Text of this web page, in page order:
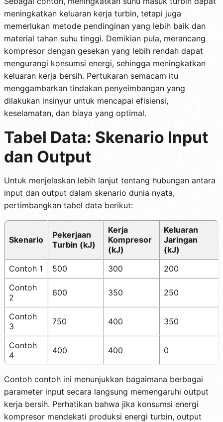
meningkatkan keluaran kerja turbin, tetapi juga
memerlukan metode pendinginan yang lebih baik dan
material tahan suhu tinggi. Demikian pula, merancang
kompresor dengan gesekan yang lebih rendah dapat
mengurangi konsumsi energi, sehingga meningkatkan
keluaran kerja bersih. Pertukaran semacam itu
menggambarkan tindakan penyeimbangan yang
dilakukan insinyur untuk mencapai efisiensi,
keselamatan, dan biaya yang optimal.
Tabel Data: Skenario Input
dan Output
Untuk menjelaskan lebih lanjut tentang hubungan antara
input dan output dalam skenario dunia nyata,
pertimbangkan tabel data berikut:
Skenario
Pekerjaan
Turbin (kJ)
Kerja
Kompresor
(kJ)
Keluaran
Jaringan
(kJ)
Contoh 1
500 300
200
Contoh
2
600 350 250
Contoh
3
750 400 350
Contoh
4
400 400 0
Contoh contoh ini menunjukkan bagaimana berbagai
parameter input secara langsung memengaruhi output
kerja bersih. Perhatikan bahwa jika konsumsi energi
kompresor mendekati produksi energi turbin, output